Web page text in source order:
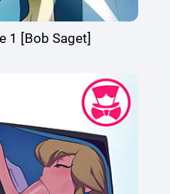
1 [Bob Saget]